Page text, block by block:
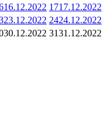
16.12.2022 1717.12.2022
23.12.2022 2424.12.2022
30.12.2022 3131.12.2022